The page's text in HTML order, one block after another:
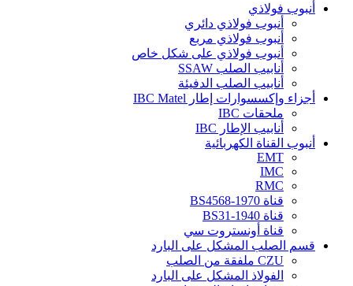
أنبوب فولاذي
أنبوب فولاذي دائري
أنبوب فولاذي مربع
أنبوب فولاذي على شكل خاص
أنابيب الصلب SSAW
أنابيب الصلب الدفيئة
أجزاء وإكسسوارات إطار IBC Matel
ملحقات IBC
أنابيب الإطار IBC
أنبوب القناة الكهربائية
EMT
IMC
RMC
قناة BS4568-1970
قناة BS31-1940
قناة أونستروت سي
قسم الصلب المشكل على البارد
CZU ملفقة من الصلب
الفولاذ المشكل على البارد